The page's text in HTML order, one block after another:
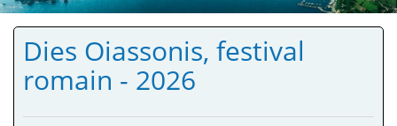
Dies Oiassonis, festival
romain - 2026